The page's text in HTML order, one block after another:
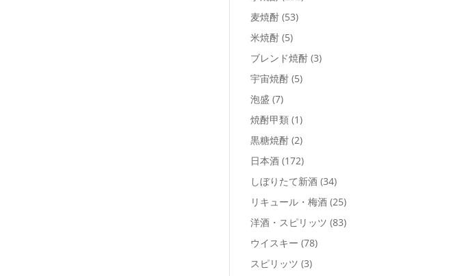
麦焼酎 (53)
米焼酎 (5)
ブレンド焼酎 (3)
宇宙焼酎 (5)
泡盛 (7)
焼酎甲類 (1)
黒糖焼酎 (2)
日本酒 (172)
しぼりたて新酒 (34)
リキュール・梅酒 (25)
洋酒・スピリッツ (83)
ウイスキー (78)
スピリッツ (3)